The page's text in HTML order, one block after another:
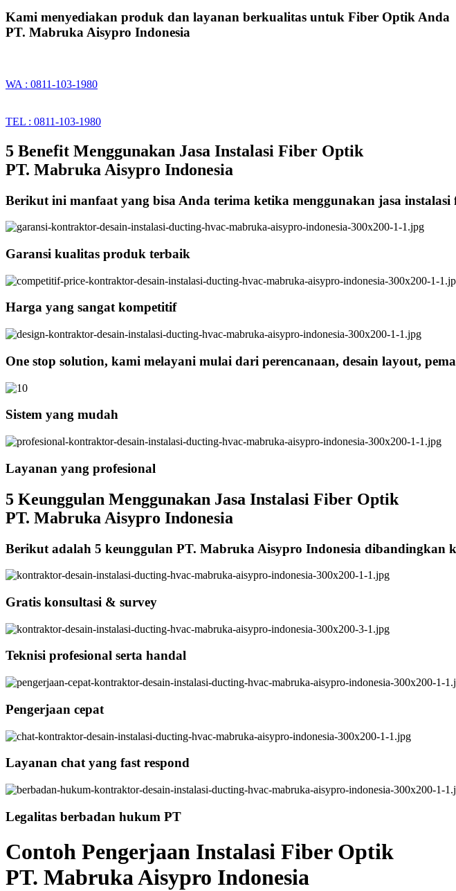
Kami menyediakan produk dan layanan berkualitas untuk Fiber Optik Anda
PT. Mabruka Aisypro Indonesia
WA : 0811-103-1980
TEL : 0811-103-1980
5 Benefit Menggunakan Jasa Instalasi Fiber Optik
PT. Mabruka Aisypro Indonesia
Berikut ini manfaat yang bisa Anda terima ketika menggunakan jasa
Garansi kualitas produk terbaik
Harga yang sangat kompetitif
One stop solution, kami melayani mulai dari perencanaan, desain layout,
Sistem yang mudah
Layanan yang profesional
5 Keunggulan Menggunakan Jasa Instalasi Fiber Optik
PT. Mabruka Aisypro Indonesia
Berikut adalah 5 keunggulan PT. Mabruka Aisypro Indonesia dibandingkan
Gratis konsultasi & survey
Teknisi profesional serta handal
Pengerjaan cepat
Layanan chat yang fast respond
Legalitas berbadan hukum PT
Contoh Pengerjaan Instalasi Fiber Optik
PT. Mabruka Aisypro Indonesia